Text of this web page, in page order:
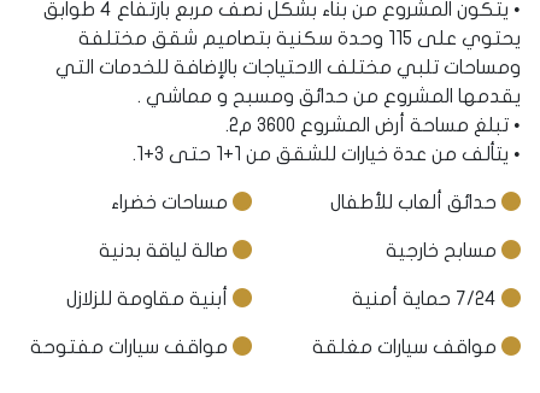
• يتكون المشروع من بناء بشكل نصف مربع بارتفاع 4 طوابق
يحتوي على 115 وحدة سكنية بتصاميم شقق مختلفة
ومساحات تلبي مختلف الاحتياجات بالإضافة للخدمات التي
يقدمها المشروع من حدائق ومسبح و مماشي .
• تبلغ مساحة أرض المشروع 3600 م2.
• يتألف من عدة خيارات للشقق من 1+1 حتى 3+1.
حدائق ألعاب للأطفال مساحات خضراء
مسابح خارجية صالة لياقة بدنية
أبنية مقاومة للزلازل
مواقف سيارات مغلقة مواقف سيارات مفتوحة